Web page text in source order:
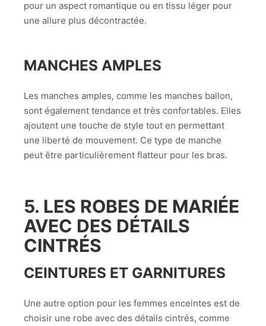
pour un aspect romantique ou en tissu léger pour
une allure plus décontractée.
MANCHES AMPLES
Les manches amples, comme les manches ballon,
sont également tendance et très confortables. Elles
ajoutent une touche de style tout en permettant
une liberté de mouvement. Ce type de manche
peut être particulièrement flatteur pour les bras.
5. LES ROBES DE MARIÉE
AVEC DES DÉTAILS
CINTRÉS
CEINTURES ET GARNITURES
Une autre option pour les femmes enceintes est de
choisir une robe avec des détails cintrés, comme